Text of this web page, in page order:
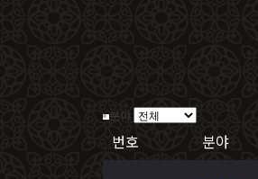
분야
번호 분야